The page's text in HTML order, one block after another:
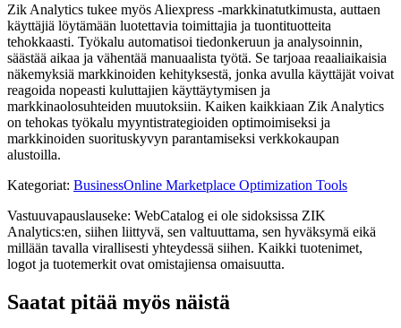
Zik Analytics tukee myös Aliexpress -markkinatutkimusta, auttaen
käyttäjiä löytämään luotettavia toimittajia ja tuontituotteita
tehokkaasti. Työkalu automatisoi tiedonkeruun ja analysoinnin,
säästää aikaa ja vähentää manuaalista työtä. Se tarjoaa reaaliaikaisia ​​
näkemyksiä markkinoiden kehityksestä, jonka avulla käyttäjät voivat
reagoida nopeasti kuluttajien käyttäytymisen ja
markkinaolosuhteiden muutoksiin. Kaiken kaikkiaan Zik Analytics
on tehokas työkalu myyntistrategioiden optimoimiseksi ja
markkinoiden suorituskyvyn parantamiseksi verkkokaupan
alustoilla.
Kategoriat: BusinessOnline Marketplace Optimization Tools
Vastuuvapauslauseke: WebCatalog ei ole sidoksissa ZIK
Analytics:en, siihen liittyvä, sen valtuuttama, sen hyväksymä eikä
millään tavalla virallisesti yhteydessä siihen. Kaikki tuotenimet,
logot ja tuotemerkit ovat omistajiensa omaisuutta.
Saatat pitää myös näistä